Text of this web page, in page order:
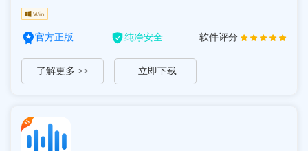
官方正版 纯净安全 软件评分:
了解更多 >> 立即下载